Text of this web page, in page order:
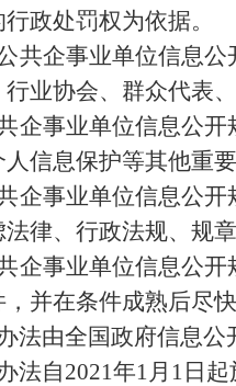
政处罚权为依据。
共企事业单位信息
业协会、群众代表
企事业单位信息公开
信息保护等其他重
企事业单位信息公开
律、行政法规、规
企事业单位信息公开
并在条件成熟后尽
法由全国政府信息公
法自2021年1月1日起